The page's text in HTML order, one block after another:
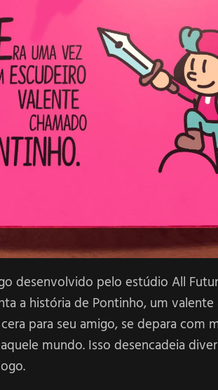
desenvolvido pelo estúdio All
a história de Pontinho, um
para seu amigo, se depara com
mundo. Isso desencadeia